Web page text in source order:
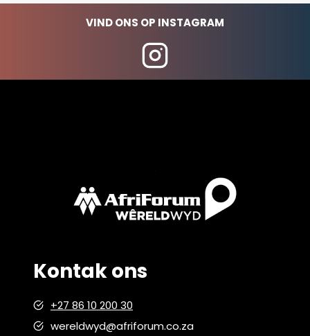
VIND ONS OP INSTAGRAM
Kontak ons
+27 86 10 200 30
wereldwyd@afriforum.co.za